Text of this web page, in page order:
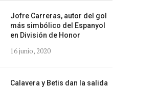
Jofre Carreras, autor del gol
más simbólico del Espanyol
en División de Honor
16 junio, 2020
Calavera y Betis dan la salida